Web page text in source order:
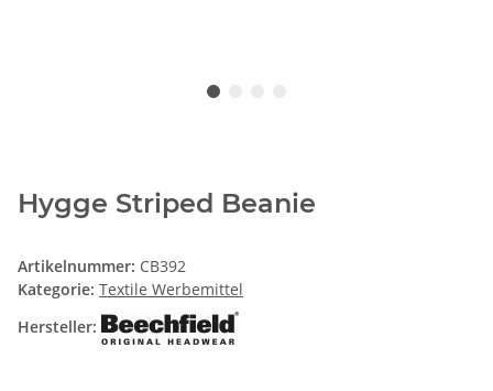
Hygge Striped Beanie
Artikelnummer: CB392
Kategorie: Textile Werbemittel
Hersteller: